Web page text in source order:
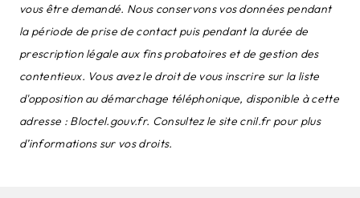
vous être demandé. Nous conservons vos données pendant
la période de prise de contact puis pendant la durée de
prescription légale aux fins probatoires et de gestion des
contentieux. Vous avez le droit de vous inscrire sur la liste
d'opposition au démarchage téléphonique, disponible à cette
adresse : Bloctel.gouv.fr. Consultez le site cnil.fr pour plus
d’informations sur vos droits.